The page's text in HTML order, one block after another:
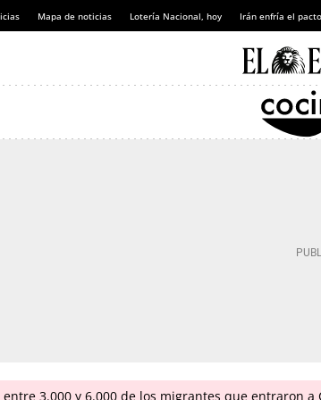
Mapa de noticias Lotería Nacional, hoy Irán enfría el
3.000 y 6.000 de los migrantes que entraron